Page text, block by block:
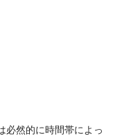
必然的に時間帯によっ